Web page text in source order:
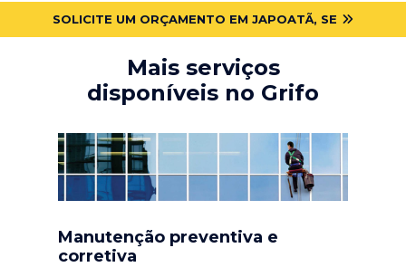
SOLICITE UM ORÇAMENTO EM JAPOATÃ, SE
Mais serviços
disponíveis no Grifo
Manutenção preventiva e
corretiva